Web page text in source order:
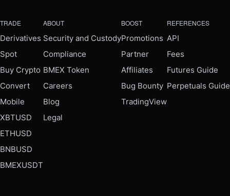
TRADE
Derivatives
Spot
Buy Crypto
Convert
Mobile
XBTUSD
ETHUSD
BNBUSD
BMEXUSDT
ABOUT
Security and Custody
Compliance
BMEX Token
Careers
Blog
Legal
BOOST
Promotions
Partner
Affiliates
Bug Bounty
TradingView
REFERENCES
API
Fees
Futures Guide
Perpetuals Guide